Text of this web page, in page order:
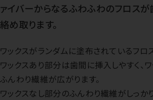
ァイバーからなるふわふわのフロスが
絡め取ります。
ワックスがランダムに塗布されているフロ
ワックスあり部分は歯間に挿入しやすく、
ふんわり繊維が広がります。
ワックスなし部分のふんわり繊維がしっか